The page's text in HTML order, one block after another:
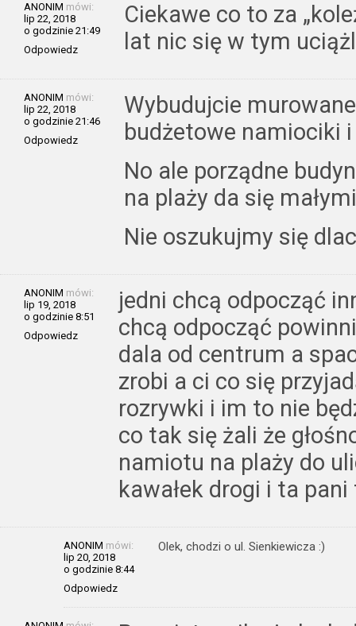
ANONIM mówi:
lip 22, 2018
o godzinie 21:49
Odpowiedz
Ciekawe co to za
lat nic się w tym
ANONIM mówi:
lip 22, 2018
o godzinie 21:46
Odpowiedz
Wybudujcie
budżetowe namiociki
No ale porządne
na plaży da się
Nie oszukujmy się
ANONIM mówi:
lip 19, 2018
o godzinie 8:51
Odpowiedz
jedni chcą odpocząć
chcą odpocząć
dala od centrum a
zrobi a ci co się
rozrywki i im to nie
co tak się żali że
namiotu na plaży do
kawałek drogi i ta
ANONIM mówi:
lip 20, 2018
o godzinie 8:44
Odpowiedz
Olek, chodzi o ul. Sienkiewicza :)